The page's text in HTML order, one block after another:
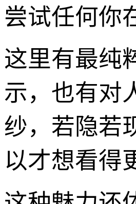
尝试任何你
这里有最纯
示，也有对
纱，若隐若
以才想看得